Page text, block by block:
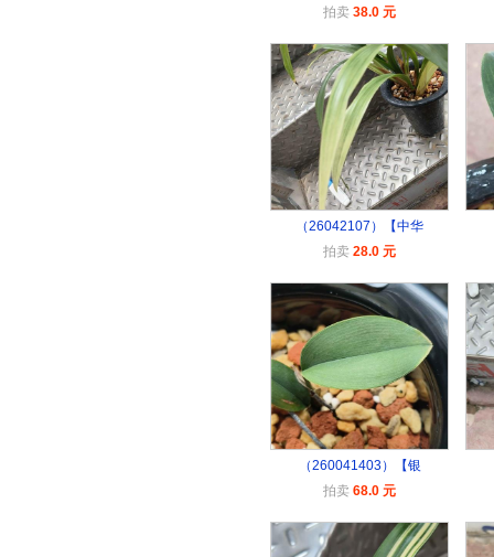
拍卖 38.0 元
（26042107）【中华
拍卖 28.0 元
（260041403）【银
拍卖 68.0 元